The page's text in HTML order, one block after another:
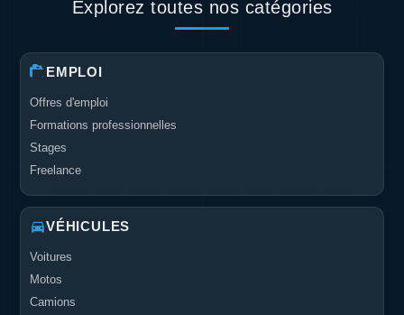
Explorez toutes nos catégories
EMPLOI
Offres d'emploi
Formations professionnelles
Stages
Freelance
VÉHICULES
Voitures
Motos
Camions